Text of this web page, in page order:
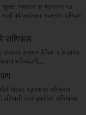
रक्तदान कार्यक्रममा ५४
वर्ष प्रवेशका अवसरमा शनिवार
राशिफल
चन्द्रमा अनुसार दैनिक १ फलादेश
भविष्यवाणी…
पोखरा रङ्गशाला परिसरमा
तथा वृक्षरोपण अभियानमा